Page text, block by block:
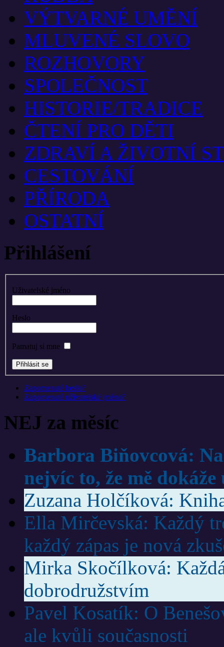
VÝTVARNÉ UMĚNÍ
MLUVENÉ SLOVO
ROZHOVORY
SPOLEČNOST
HISTORIE/TRADICE
ČTENÍ PRO DĚTI
ZDRAVÍ A ŽIVOTNÍ
CESTOVÁNÍ
PŘÍRODA
OSTATNÍ
Přihlášení
Uživatelské jméno
Heslo
Pamatuj si mne
Zapomenuté heslo?
Zapomenuté uživatelské jméno?
NEJ za měsíc
Barbora Biňovcová:
nejvíc to, že mě
Zuzana Holčíková:
Ella Mirčevská: Každý
každý zápas je nová
Mirka Skočílková:
dobrodružstvím
Pavel Kosatík: O
ale kvůli současnosti